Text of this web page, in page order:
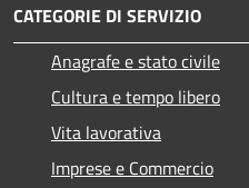
CATEGORIE DI SERVIZIO
Anagrafe e stato civile
Cultura e tempo libero
Vita lavorativa
Imprese e Commercio